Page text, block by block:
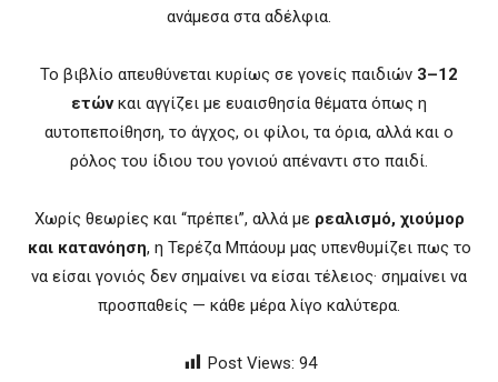
ανάμεσα στα αδέλφια.
Το βιβλίο απευθύνεται κυρίως σε γονείς παιδιών 3–12
ετώνκαι αγγίζει με ευαισθησία θέματα όπως η
αυτοπεποίθηση, το άγχος, οι φίλοι, τα όρια, αλλά και ο
ρόλος του ίδιου του γονιού απέναντι στο παιδί.
Χωρίς θεωρίες και “πρέπει”, αλλά με ρεαλισμό, χιούμορ
και κατανόηση, η Τερέζα Μπάουμ μας υπενθυμίζει πως το
να είσαι γονιός δεν σημαίνει να είσαι τέλειος· σημαίνει να
προσπαθείς — κάθε μέρα λίγο καλύτερα.
Post Views: 94